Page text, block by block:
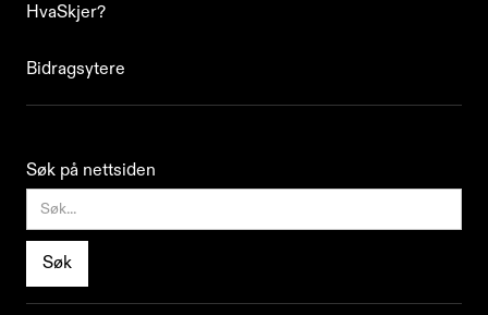
HvaSkjer?
Bidragsytere
Søk på nettsiden